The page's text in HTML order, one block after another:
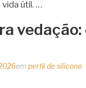
útil. …
vedação:
em perfil de silicone